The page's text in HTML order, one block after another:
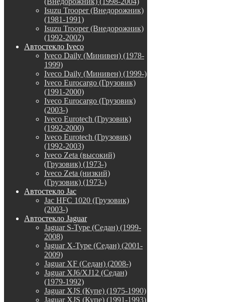
Isuzu Trooper (Внедорожник)
(1981-1991)
Isuzu Trooper (Внедорожник)
(1992-2002)
Автостекло Iveco
Iveco Daily (Минивен) (1978-
1999)
Iveco Daily (Минивен) (1999-)
Iveco Eurocargo (Грузовик)
(1991-2000)
Iveco Eurocargo (Грузовик)
(2003-)
Iveco Eurotech (Грузовик)
(1992-2000)
Iveco Eurotech (Грузовик)
(1992-2003)
Iveco Zeta (высокий)
(Грузовик) (1973-)
Iveco Zeta (низкий)
(Грузовик) (1973-)
Автостекло Jac
Jac HFC 1020 (Грузовик)
(2003-)
Автостекло Jaguar
Jaguar S-Type (Седан) (1999-
2008)
Jaguar X-Type (Седан) (2001-
2009)
Jaguar XF (Седан) (2008-)
Jaguar XJ6/XJ12 (Седан)
(1979-1992)
Jaguar XJS (Купе) (1975-1990)
Jaguar XJS (Купе) (1991-1993)